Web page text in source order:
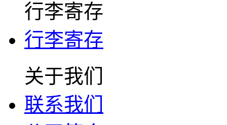
行李寄存
行李寄存
关于我们
联系我们